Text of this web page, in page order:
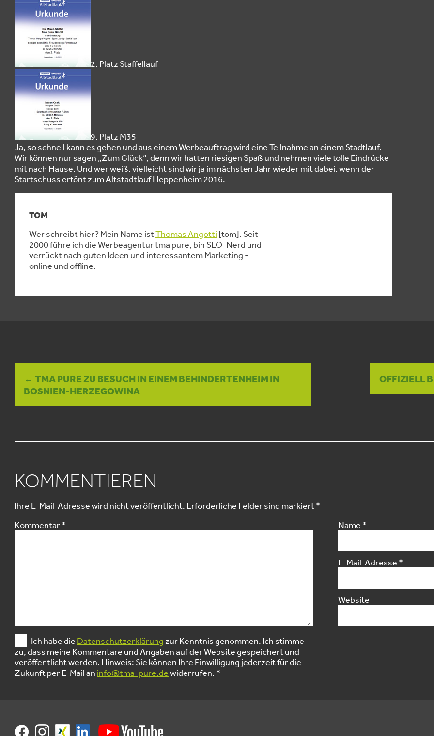
2. Platz Staffellauf
9. Platz M35
Ja, so schnell kann es gehen und aus einem Werbeauftrag wird eine Teilnahme an einem Stadtlauf.
Wir können nur sagen „Zum Glück“, denn wir hatten riesigen Spaß und nehmen viele tolle Eindrücke
mit nach Hause. Und wer weiß, vielleicht sind wir ja im nächsten Jahr wieder mit dabei, wenn der
Startschuss ertönt zum Altstadtlauf Heppenheim 2016.
TOM
Wer schreibt hier? Mein Name istThomas Angotti [tom]. Seit
2000 führe ich die Werbeagentur tma pure, bin SEO-Nerd und
verrückt nach guten Ideen und interessantem Marketing -
online und offline.
← TMA PURE ZU BESUCH IN EINEM BEHINDERTENHEIM IN
BOSNIEN-HERZEGOWINA
OFFIZIELL
KOMMENTIEREN
Ihre E-Mail-Adresse wird nicht veröffentlicht. Erforderliche Felder sind markiert*
Kommentar* Name *
E-Mail-Adresse *
Website
Ich habe die Datenschutzerklärung zur Kenntnis genommen. Ich stimme
zu, dass meine Kommentare und Angaben auf der Website gespeichert und
veröffentlicht werden. Hinweis: Sie können Ihre Einwilligung jederzeit für die
Zukunft per E-Mail an info@tma-pure.dewiderrufen. *